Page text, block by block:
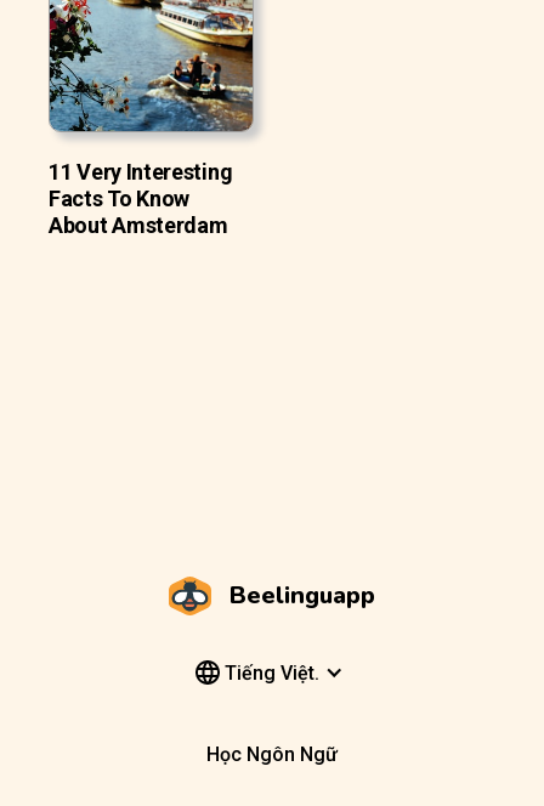
11 Very Interesting
Facts To Know
About Amsterdam
Beelinguapp
Tiếng Việt.
Học Ngôn Ngữ